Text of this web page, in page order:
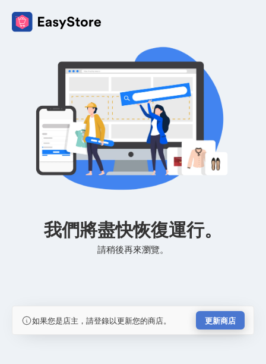
我們將盡快恢復運行。
請稍後再來瀏覽。
如果您是店主，請登錄以更新您的商店。 更新商店